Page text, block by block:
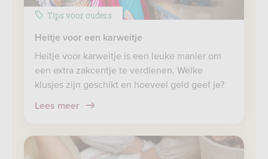
Tips voor ouders
Heitje voor een karweitje
Heitje voor karweitje is een leuke manier om
een extra zakcentje te verdienen. Welke
klusjes zijn geschikt en hoeveel geld geef je?
Lees meer